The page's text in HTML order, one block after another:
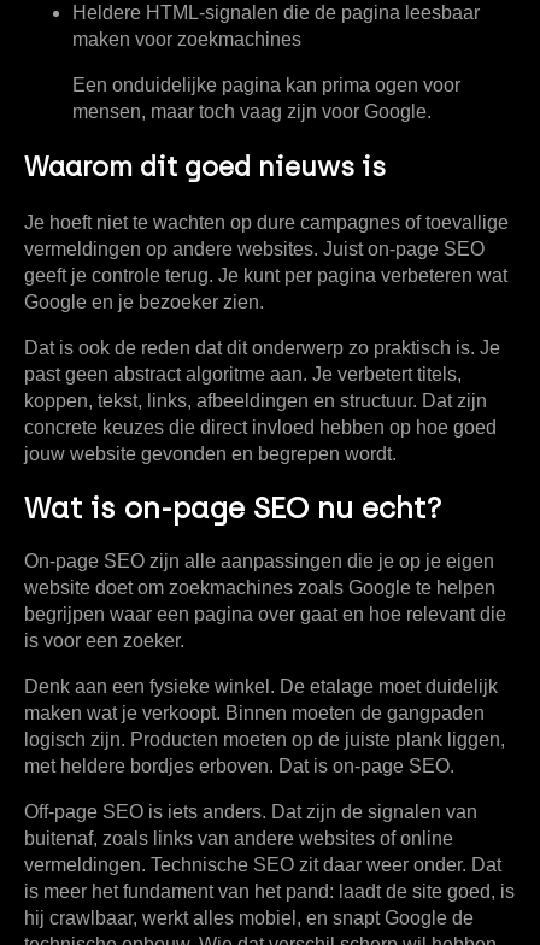
Heldere HTML-signalen die de pagina leesbaar
maken voor zoekmachines
Een onduidelijke pagina kan prima ogen voor
mensen, maar toch vaag zijn voor Google.
Waarom dit goed nieuws is
Je hoeft niet te wachten op dure campagnes of toevallige
vermeldingen op andere websites. Juist on-page SEO
geeft je controle terug. Je kunt per pagina verbeteren wat
Google en je bezoeker zien.
Dat is ook de reden dat dit onderwerp zo praktisch is. Je
past geen abstract algoritme aan. Je verbetert titels,
koppen, tekst, links, afbeeldingen en structuur. Dat zijn
concrete keuzes die direct invloed hebben op hoe goed
jouw website gevonden en begrepen wordt.
Wat is on-page SEO nu echt?
On-page SEO zijn alle aanpassingen die je op je eigen
website doet om zoekmachines zoals Google te helpen
begrijpen waar een pagina over gaat en hoe relevant die
is voor een zoeker.
Denk aan een fysieke winkel. De etalage moet duidelijk
maken wat je verkoopt. Binnen moeten de gangpaden
logisch zijn. Producten moeten op de juiste plank liggen,
met heldere bordjes erboven. Dat is on-page SEO.
Off-page SEO is iets anders. Dat zijn de signalen van
buitenaf, zoals links van andere websites of online
vermeldingen. Technische SEO zit daar weer onder. Dat
is meer het fundament van het pand: laadt de site goed, is
hij crawlbaar, werkt alles mobiel, en snapt Google de